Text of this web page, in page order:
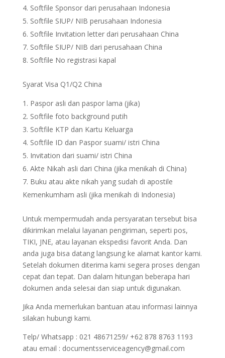
Softfile Sponsor dari perusahaan Indonesia
Softfile SIUP/ NIB perusahaan Indonesia
Softfile Invitation letter dari perusahaan China
Softfile SIUP/ NIB dari perusahaan China
Softfile No registrasi kapal
Syarat Visa Q1/Q2 China
Paspor asli dan paspor lama (jika)
Softfile foto background putih
Softfile KTP dan Kartu Keluarga
Softfile ID dan Paspor suami/ istri China
Invitation dari suami/ istri China
Akte Nikah asli dari China (jika menikah di China)
Buku atau akte nikah yang sudah di apostile
Kemenkumham asli (jika menikah di Indonesia)
Untuk mempermudah anda persyaratan tersebut bisa
dikirimkan melalui layanan pengiriman, seperti pos,
TIKI, JNE, atau layanan ekspedisi favorit Anda. Dan
anda juga bisa datang langsung ke alamat kantor kami.
Setelah dokumen diterima kami segera proses dengan
cepat dan tepat. Dan dalam hitungan beberapa hari
dokumen anda selesai dan siap untuk digunakan.
Jika Anda memerlukan bantuan atau informasi lainnya
silakan hubungi kami.
Telp/ Whatsapp : 021 48671259/ +62 878 8763 1193
atau email : documentsserviceagency@gmail.com